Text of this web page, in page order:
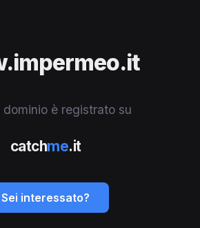
dominio è registrato su
catchme.it
Sei interessato?